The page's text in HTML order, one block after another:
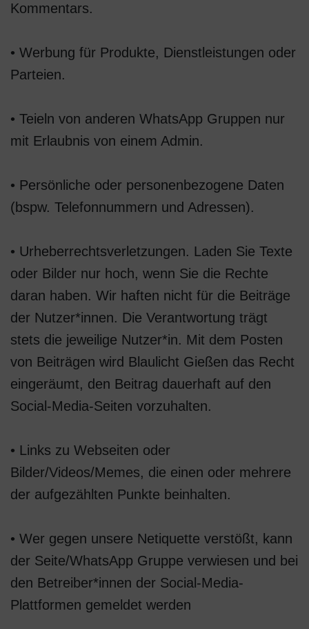
Kommentars.
• Werbung für Produkte, Dienstleistungen oder
Parteien.
• Teieln von anderen WhatsApp Gruppen nur
mit Erlaubnis von einem Admin.
• Persönliche oder personenbezogene Daten
(bspw. Telefonnummern und Adressen).
• Urheberrechtsverletzungen. Laden Sie Texte
oder Bilder nur hoch, wenn Sie die Rechte
daran haben. Wir haften nicht für die Beiträge
der Nutzer*innen. Die Verantwortung trägt
stets die jeweilige Nutzer*in. Mit dem Posten
von Beiträgen wird Blaulicht Gießen das Recht
eingeräumt, den Beitrag dauerhaft auf den
Social-Media-Seiten vorzuhalten.
• Links zu Webseiten oder
Bilder/Videos/Memes, die einen oder mehrere
der aufgezählten Punkte beinhalten.
• Wer gegen unsere Netiquette verstößt, kann
der Seite/WhatsApp Gruppe verwiesen und bei
den Betreiber*innen der Social-Media-
Plattformen gemeldet werden